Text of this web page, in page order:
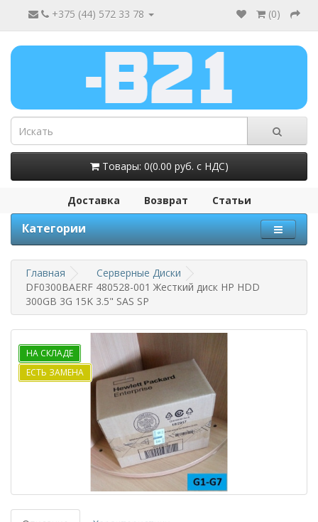
+375 (44) 572 33 78 (0)
Товары: 0(0.00 руб. с НДС)
Доставка Возврат Статьи
Категории
Главная
Серверные Диски
DF0300BAERF 480528-001 Жесткий диск HP HDD
300GB 3G 15K 3.5" SAS SP
НА СКЛАДЕ
ЕСТЬ ЗАМЕНА